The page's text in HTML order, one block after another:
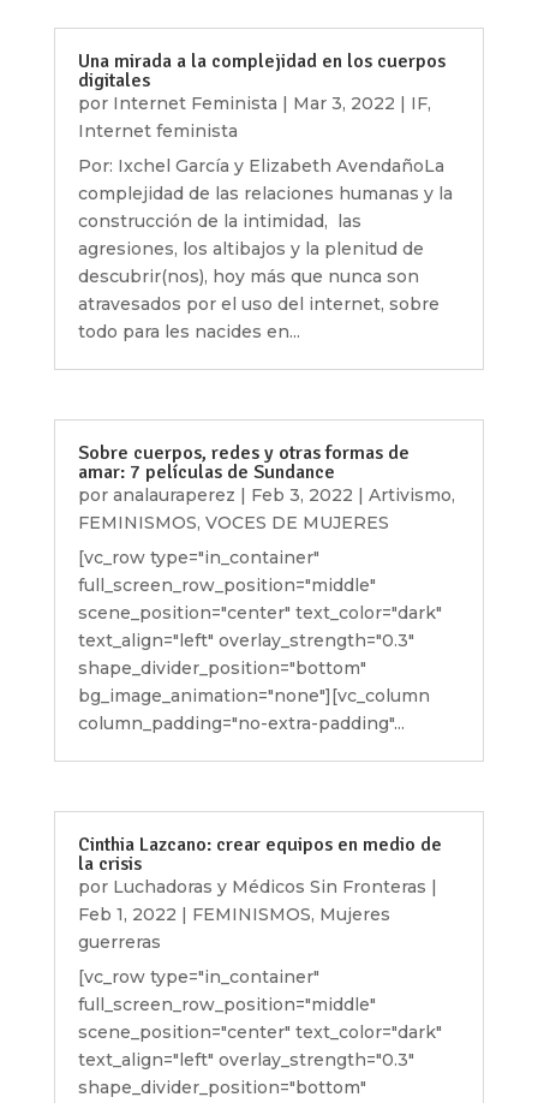
Una mirada a la complejidad en los cuerpos
digitales
por Internet Feminista | Mar 3, 2022 | IF,
Internet feminista
Por: Ixchel García y Elizabeth AvendañoLa
complejidad de las relaciones humanas y la
construcción de la intimidad, las
agresiones, los altibajos y la plenitud de
descubrir(nos), hoy más que nunca son
atravesados por el uso del internet, sobre
todo para les nacides en...
Sobre cuerpos, redes y otras formas de
amar: 7 películas de Sundance
por analauraperez | Feb 3, 2022 | Artivismo,
FEMINISMOS, VOCES DE MUJERES
[vc_row type="in_container"
full_screen_row_position="middle"
scene_position="center" text_color="dark"
text_align="left" overlay_strength="0.3"
shape_divider_position="bottom"
bg_image_animation="none"][vc_column
column_padding="no-extra-padding"...
Cinthia Lazcano: crear equipos en medio de
la crisis
por Luchadoras y Médicos Sin Fronteras
Feb 1, 2022
FEMINISMOS, Mujeres
guerreras
[vc_row type="in_container"
full_screen_row_position="middle"
scene_position="center" text_color="dark"
text_align="left" overlay_strength="0.3"
shape_divider_position="bottom"